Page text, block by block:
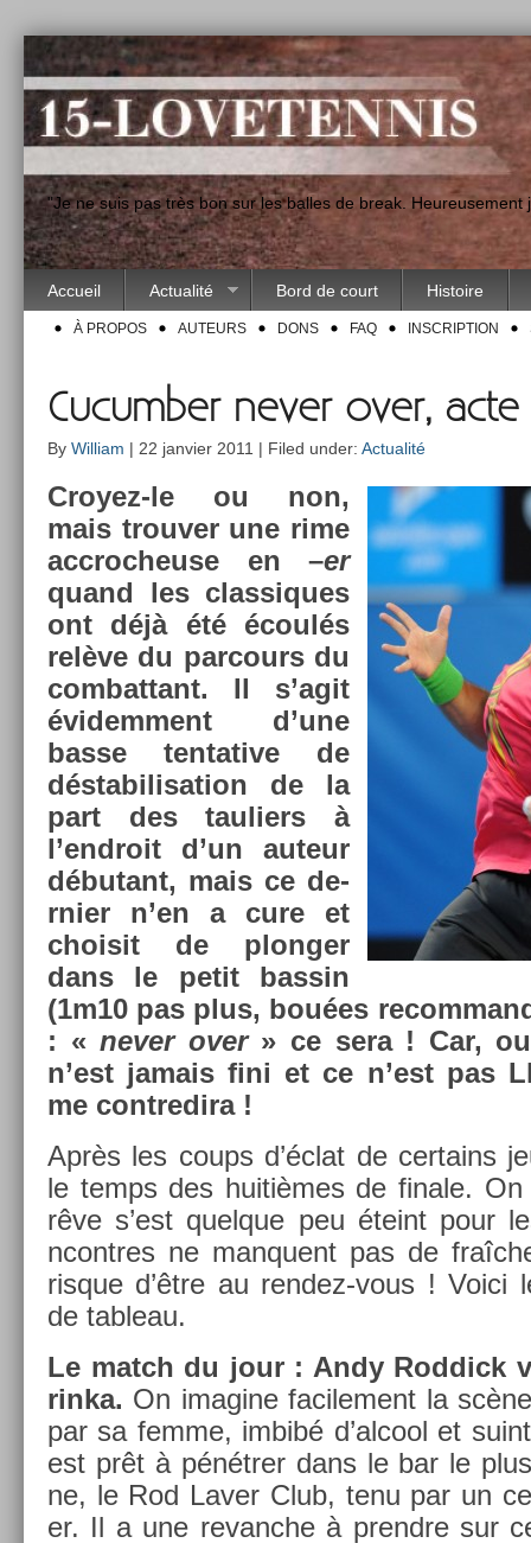
"Je ne suis pas très bon sur les balles de break.
Accueil Actualité Bord de court Histoire
À PROPOS AUTEURS DONS FAQ INSCRIPTION
Cucumber never over,
By William | 22 janvier 2011 | Filed under: Actualité
Croyez-le ou non,
mais trouv­er une rime
accroc­heuse en –er
quand les clas­siques
ont déjà été écoulés
relève du par­cours du
com­bat­tant. Il s’agit
évidem­ment d’une
basse ten­tative de
déstabilisa­tion de la
part des tauli­ers à
l’endroit d’un auteur
débutant, mais ce de­
rni­er n’en a cure et
choisit de plong­er
dans le petit bas­sin
(1m10 pas plus, bouées
: «never over» ce sera ! Car,
n’est jamais fini et ce n’est pas
me con­tredira !
Après les coups d’éclat de cer­tains
le temps des huitièmes de fin­ale.
rêve s’est quel­que peu éteint pour
ncontres ne man­quent pas de
ris­que d’être au rendez-vous ! Voici
de tab­leau.
Le match du jour : Andy Rod­dick
rinka. On im­agine facile­ment la
par sa femme, imbibé d’al­cool et
est prêt à pénétrer dans le bar le
ne, le Rod Laver Club, tenu par un
er. Il a une re­vanche à pre­ndre sur